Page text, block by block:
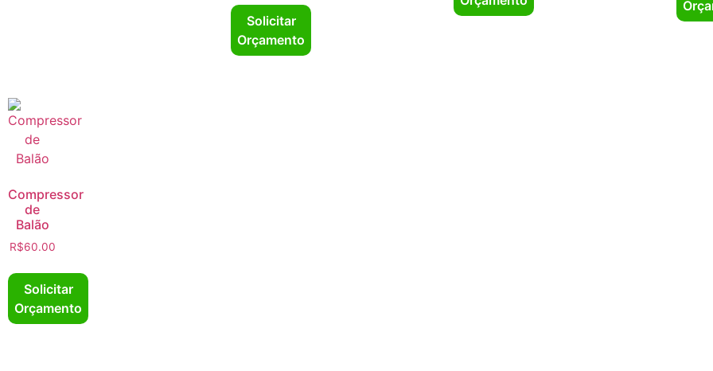
Solicitar
Orçamento
Compressor
de
Balão
R$60.00
Solicitar
Orçamento